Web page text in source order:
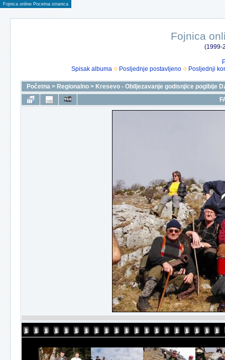
Fojnica online Pocetna stranica
Fojnica
(1999-
Spisak albuma
Posljednje postavljeno Posljednji
Početna > Regionalno > Kresevo - Obiljezavanje godisnjice pogibije